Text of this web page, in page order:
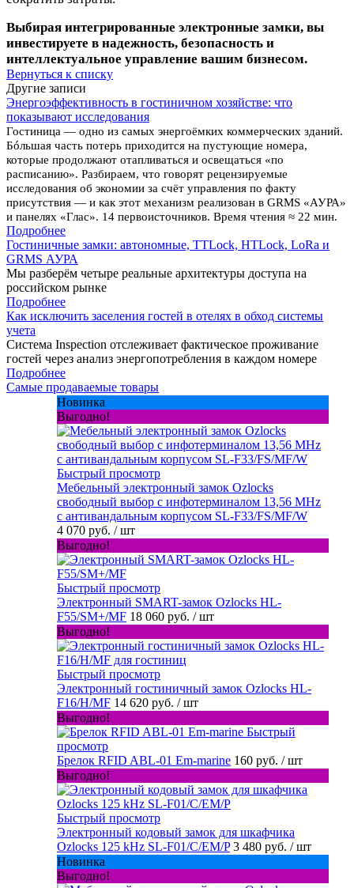
Выбирая интегрированные электронные замки, вы
инвестируете в надежность, безопасность и
интеллектуальное управление вашим бизнесом.
Вернуться к списку
Другие записи
Энергоэффективность в гостиничном хозяйстве: что
показывают исследования
Гостиница — одно из самых энергоёмких коммерческих зданий.
Бóльшая часть потерь приходится на пустующие номера,
которые продолжают отапливаться и освещаться «по
расписанию». Разбираем, что говорят рецензируемые
исследования об экономии за счёт управления по факту
присутствия — и как этот механизм реализован в GRMS «АУРА»
и панелях «Глас». 14 первоисточников. Время чтения ≈ 22 мин.
Подробнее
Гостиничные замки: автономные, TTLock, HTLock, LoRa и
GRMS АУРА
Мы разберём четыре реальные архитектуры доступа на
российском рынке
Подробнее
Как исключить заселения гостей в отелях в обход системы
учета
Система Inspection отслеживает фактическое проживание
гостей через анализ энергопотребления в каждом номере
Подробнее
Самые продаваемые товары
Новинка
Выгодно!
Быстрый просмотр
Мебельный электронный замок Ozlocks
свободный выбор с инфотерминалом 13,56 MHz
с антивандальным корпусом SL-F33/FS/MF/W
4 070 руб. / шт
Выгодно!
Быстрый просмотр
Электронный SMART-замок Ozlocks HL-
F55/SM+/MF 18 060 руб. / шт
Выгодно!
Быстрый просмотр
Электронный гостиничный замок Ozlocks HL-
F16/H/MF 14 620 руб. / шт
Выгодно!
Быстрый
просмотр
Брелок RFID ABL-01 Em-marine 160 руб. / шт
Выгодно!
Быстрый просмотр
Электронный кодовый замок для шкафчика
Ozlocks 125 kHz SL-F01/C/EM/P 3 480 руб. / шт
Новинка
Выгодно!